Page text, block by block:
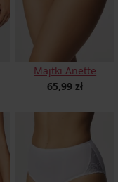
Majtki Anette
65,99 zł